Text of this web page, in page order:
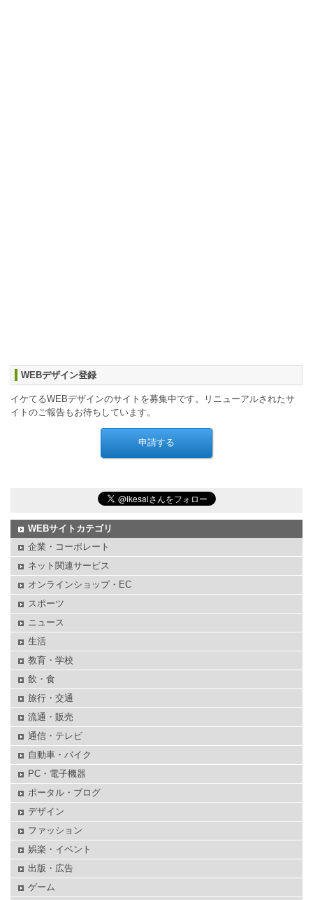
WEBデザイン登録
イケてるWEBデザインのサイトを募集中です。リニューアルされたサ
イトのご報告もお待ちしています。
WEBサイトカテゴリ
企業・コーポレート
ネット関連サービス
オンラインショップ・EC
スポーツ
ニュース
生活
教育・学校
飲・食
旅行・交通
流通・販売
通信・テレビ
自動車・バイク
PC・電子機器
ポータル・ブログ
デザイン
ファッション
娯楽・イベント
出版・広告
ゲーム